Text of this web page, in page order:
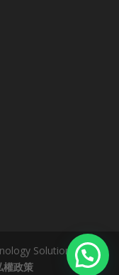
Solutions
權政策